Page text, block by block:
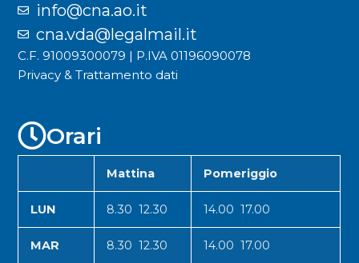
info@cna.ao.it
cna.vda@legalmail.it
C.F. 91009300079 | P.IVA 01196090078
Privacy & Trattamento dati
Orari
Mattina Pomeriggio
LUN 8.30 12.30 14.00 17.00
MAR 8.30 12.30 14.00 17.00